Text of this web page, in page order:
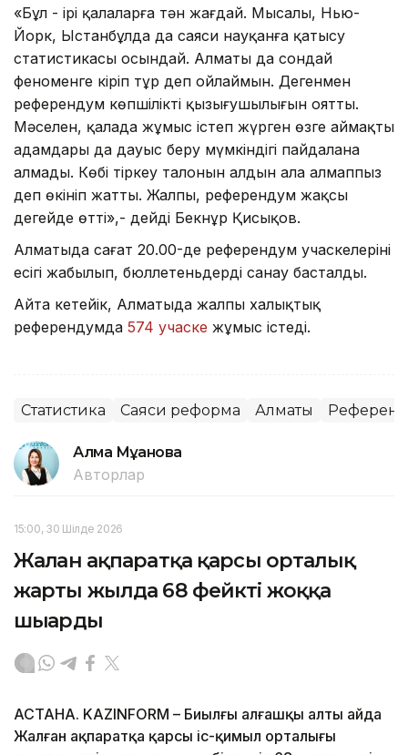
«Бұл - ірі қалаларға тән жағдай. Мысалы, Нью-
Йорк, Ыстанбұлда да саяси науқанға қатысу
статистикасы осындай. Алматы да сондай
феноменге кіріп тұр деп ойлаймын. Дегенмен
референдум көпшіліктің қызығушылығын оятты.
Мәселен, қалада жұмыс істеп жүрген өзге аймақтың
адамдары да дауыс беру мүмкіндігі пайдалана
алмады. Көбі тіркеу талонын алдын ала алмаппыз
деп өкініп жатты. Жалпы, референдум жақсы
деңгейде өтті»,- дейді Бекнұр Қисықов.
Алматыда сағат 20.00-де референдум учаскелерінің
есігі жабылып, бюллетеньдерді санау басталды.
Айта кетейік, Алматыда жалпы халықтық
референдумда 574 учаске жұмыс істеді.
Статистика Саяси реформа Алматы
Алма Мұқанова
Авторлар
15:00, 30 Шілде 2026
Жалған ақпаратқа қарсы орталық
жарты жылда 68 фейкті жоққа
шығарды
АСТАНА. KAZINFORM – Биылғы алғашқы алты айда
Жалған ақпаратқа қарсы іс-қимыл орталығы